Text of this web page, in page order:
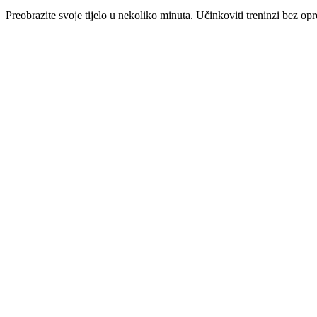
Preobrazite svoje tijelo u nekoliko minuta. Učinkoviti treninzi bez